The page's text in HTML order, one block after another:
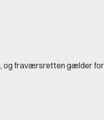
og fraværsretten gælder for